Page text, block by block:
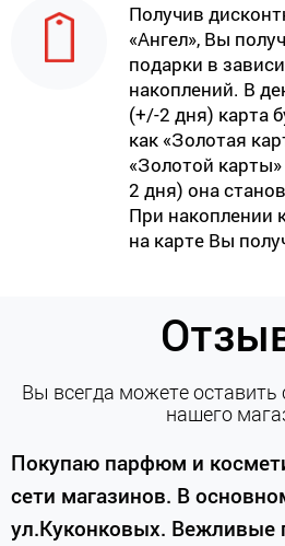
Получив
«Ангел», Вы
подарки в
накоплений. В
(+/-2 дня) карта
как «Золотая
«Золотой
2 дня) она
При накоплении
на карте Вы
Вы всегда можете оставить
нашего
Покупаю парфюм и
сети магазинов. В
ул.Куконковых. Вежливые